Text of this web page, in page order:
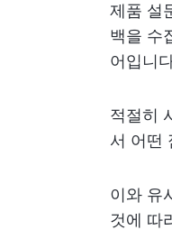
제품 설
백을 수
어입니
적절히
서 어떤
이와 유
것에 따